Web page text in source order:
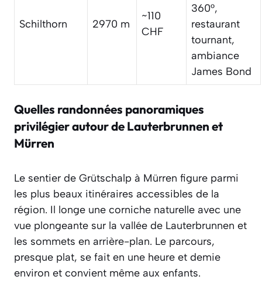
Schilthorn 2970 m
~110
CHF
360°,
restaurant
tournant,
ambiance
James Bond
Quelles randonnées panoramiques
privilégier autour de Lauterbrunnen et
Mürren
Le sentier de Grütschalp à Mürren figure parmi
les plus beaux itinéraires accessibles de la
région. Il longe une corniche naturelle avec une
vue plongeante sur la vallée de Lauterbrunnen et
les sommets en arrière-plan. Le parcours,
presque plat, se fait en une heure et demie
environ et convient même aux enfants.